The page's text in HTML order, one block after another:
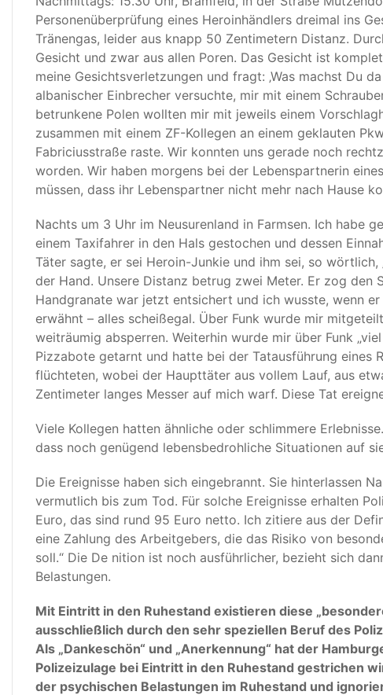
Personenüberprüfung eines Heroinhändlers dreimal ins
Tränengas, leider aus knapp 50 Zentimetern Distanz.
Gesicht und zwar aus allen Poren. Das Gesicht ist
meine Gesichtsverletzungen und fragt: ‚Was machst Du
albanischer Einbrecher versuchte, mir mit einem
betrunkene Polen wollten mir mit jeweils einem
zusammen mit einem ZF-Kollegen an einem geklauten
Fabriciusstraße raste. Wir konnten uns gerade noch
worden. Wir haben morgens bei der Lebenspartnerin
müssen, dass ihr Lebenspartner nicht mehr nach Hause
Nachts um 3 Uhr im Neusurenland in Farmsen. Ich habe
einem Taxifahrer in den Hals gestochen und dessen
Täter sagte, er sei Heroin-Junkie und ihm sei, so wörtlich,
der Hand. Unsere Distanz betrug zwei Meter. Er zog den
Handgranate war jetzt entsichert und ich wusste, wenn
erwähnt – alles scheißegal. Über Funk wurde mir
weiträumig absperren. Weiterhin wurde mir über Funk
Pizzabote getarnt und hatte bei der Tatausführung eines
flüchteten, wobei der Haupttäter aus vollem Lauf, aus
Zentimeter langes Messer auf mich warf. Diese Tat
Viele Kollegen hatten ähnliche oder schlimmere
dass noch genügend lebensbedrohliche Situationen auf
Die Ereignisse haben sich eingebrannt. Sie hinterlassen
vermutlich bis zum Tod. Für solche Ereignisse erhalten
Euro, das sind rund 95 Euro netto. Ich zitiere aus der
eine Zahlung des Arbeitgebers, die das Risiko von
soll.“ Die De nition ist noch ausführlicher, bezieht sich
Belastungen.
Mit Eintritt in den Ruhestand existieren diese
ausschließlich durch den sehr speziellen Beruf des
Als „Dankeschön“ und „Anerkennung“ hat der
Polizeizulage bei Eintritt in den Ruhestand gestrichen
der psychischen Belastungen im Ruhestand und